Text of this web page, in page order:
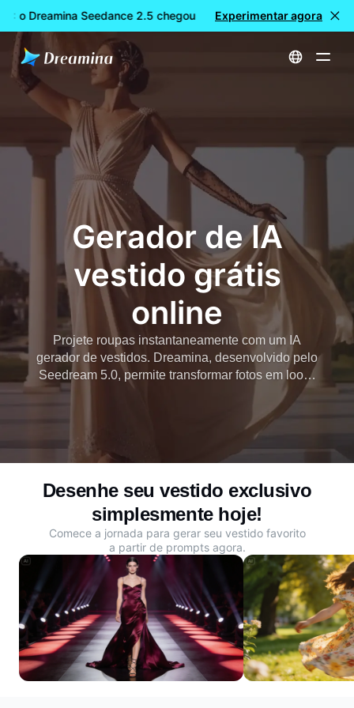
o Dreamina Seedance 2.5 chegou 🎉 Novo modelo
Experimentar agora
Início Ferramentas Gerador de IA vestido grátis online
Gerador de IA
vestido grátis
online
Projete roupas instantaneamente com um IA
gerador de vestidos. Dreamina, desenvolvido pelo
Seedream 5.0, permite transformar fotos em looks
estilizados, gerar vestidos a partir de prompts e
visualizar ideias de moda sem sessões de fotos ou
Desenhe seu vestido exclusivo
simplesmente hoje!
Comece a jornada para gerar seu vestido favorito
a partir de prompts agora.